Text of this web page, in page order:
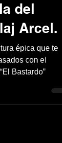
del
Arcel.
épica que te
Bastardo”